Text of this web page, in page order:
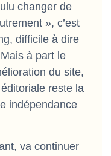
changer de
», c’est
difficile à dire
à part le
du site,
reste la
indépendance
va continuer